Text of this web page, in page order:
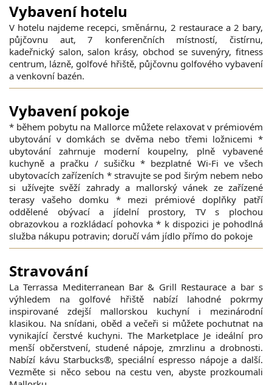
Vybavení hotelu
​V hotelu najdeme recepci, směnárnu, 2 restaurace a 2 bary,
půjčovnu aut, 7 konferenčních místností, čistírnu,
kadeřnický salon, salon krásy, obchod se suvenýry, fitness
centrum, lázně, golfové hřiště, půjčovnu golfového vybavení
a venkovní bazén.
Vybavení pokoje
* během pobytu na Mallorce můžete relaxovat v prémiovém
ubytování v domkách se dvěma nebo třemi ložnicemi *
ubytování zahrnuje moderní koupelny, plně vybavené
kuchyně a pračku / sušičku * bezplatné Wi-Fi ve všech
ubytovacích zařízeních * stravujte se pod širým nebem nebo
si užívejte svěží zahrady a mallorský vánek ze zařízené
terasy vašeho domku * mezi prémiové doplňky patří
oddělené obývací a jídelní prostory, TV s plochou
obrazovkou a rozkládací pohovka * k dispozici je pohodlná
služba nákupu potravin; doručí vám jídlo přímo do pokoje
Stravování
La Terrassa Mediterranean Bar & Grill Restaurace a bar s
výhledem na golfové hřiště nabízí lahodné pokrmy
inspirované zdejší mallorskou kuchyní i mezinárodní
klasikou. Na snídani, oběd a večeři si můžete pochutnat na
vynikající čerstvé kuchyni. The Marketplace Je ideální pro
menší občerstvení, studené nápoje, zmrzlinu a drobnosti.
Nabízí kávu Starbucks®, speciální espresso nápoje a další.
Vezměte si něco sebou na cestu ven, abyste prozkoumali